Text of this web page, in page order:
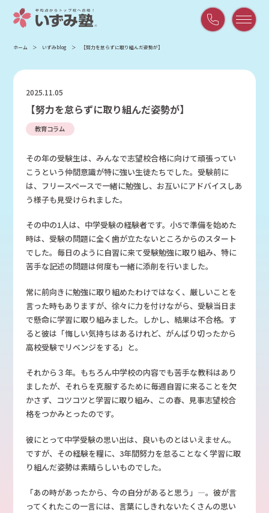
～
18:00
ホーム いずみblog 【努力を怠らずに取り組んだ姿勢が】
2025.11.05
【努力を怠らずに取り組んだ姿勢が】
教育コラム
その年の受験生は、みんなで志望校合格に向けて頑張ってい
こうという仲間意識が特に強い生徒たちでした。受験前に
は、フリースペースで一緒に勉強し、お互いにアドバイスしあ
う様子も見受けられました。
その中の1人は、中学受験の経験者です。小5で準備を始めた
時は、受験の問題に全く歯が立たないところからのスタート
でした。毎日のように自習に来て受験勉強に取り組み、特に
苦手な記述の問題は何度も一緒に添削を行いました。
常に前向きに勉強に取り組めたわけではなく、厳しいことを
言った時もありますが、徐々に力を付けながら、受験当日ま
で懸命に学習に取り組みました。しかし、結果は不合格。す
ると彼は「悔しい気持ちはあるけれど、がんばり切ったから
高校受験でリベンジをする」と。
それから３年。もちろん中学校の内容でも苦手な教科はあり
ましたが、それらを克服するために毎週自習に来ることを欠
かさず、コツコツと学習に取り組み、この春、見事志望校合
格をつかみとったのです。
彼にとって中学受験の思い出は、良いものとはいえません。
ですが、その経験を糧に、3年間努力を怠ることなく学習に取
り組んだ姿勢は素晴らしいものでした。
「あの時があったから、今の自分があると思う」―。彼が言
ってくれたこの一言には、言葉にしきれないたくさんの思い